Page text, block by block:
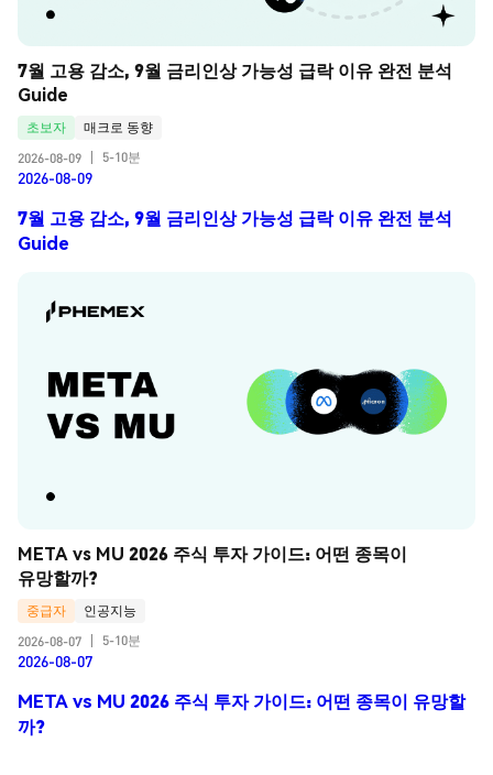
7월 고용 감소, 9월 금리인상 가능성 급락 이유 완전 분석
Guide
초보자
매크로 동향
2026-08-09
5-10분
2026-08-09
7월 고용 감소, 9월 금리인상 가능성 급락 이유 완전 분석
Guide
META vs MU 2026 주식 투자 가이드: 어떤 종목이
유망할까?
중급자
인공지능
2026-08-07
5-10분
2026-08-07
META vs MU 2026 주식 투자 가이드: 어떤 종목이 유망할
까?